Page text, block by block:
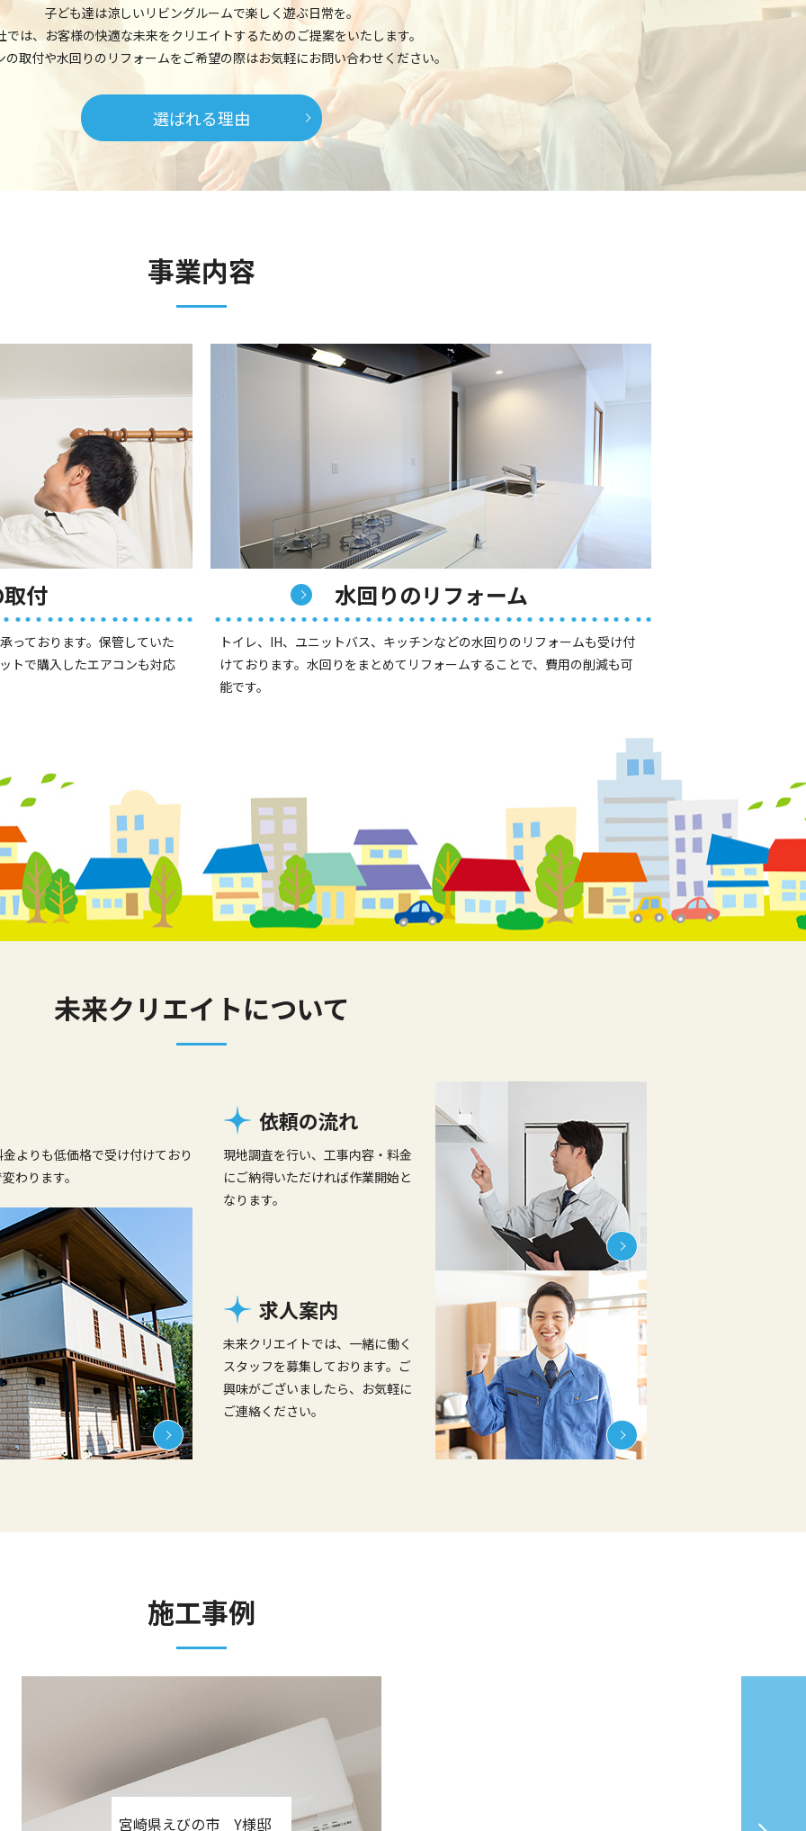
子ども達は涼しいリビングルームで楽しく遊ぶ日常を。
では、お客様の快適な未来をクリエイトするためのご提案をいたします。
の取付や水回りのリフォームをご希望の際はお気軽にお問い合わせください。
選ばれる理由
事業内容
付
っております。保管していた
トで購入したエアコンも対応
水回りのリフォーム
トイレ、IH、ユニットバス、キッチンなどの水回りのリフォームも受け付
けております。水回りをまとめてリフォームすることで、費用の削減も可
能です。
未来クリエイトについて
よりも低価格で受け付けており
わります。
依頼の流れ
現地調査を行い、工事内容・料金
にご納得いただければ作業開始と
なります。
求人案内
未来クリエイトでは、一緒に働く
スタッフを募集しております。ご
興味がございましたら、お気軽に
ご連絡ください。
施工事例
宮崎県えびの市 Y様邸